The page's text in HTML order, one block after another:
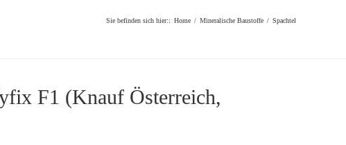
Sie befinden sich hier:: Home / Mineralische Baustoffe / Spachtel
F1 (Knauf Österreich,